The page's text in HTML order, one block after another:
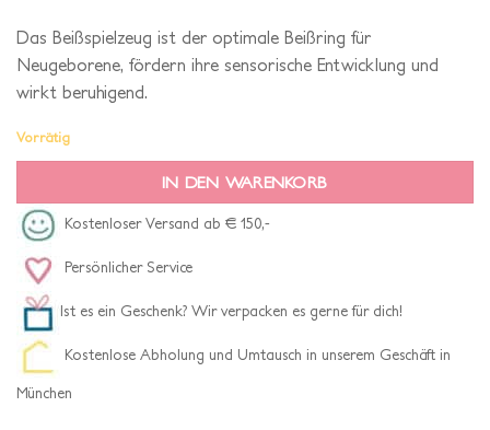
Das Beißspielzeug ist der optimale Beißring für
Neugeborene, fördern ihre sensorische Entwicklung und
wirkt beruhigend.
Vorrätig
IN DEN WARENKORB
Kostenloser Versand ab € 150,-
Persönlicher Service
Ist es ein Geschenk? Wir verpacken es gerne für dich!
Kostenlose Abholung und Umtausch in unserem Geschäft in
München